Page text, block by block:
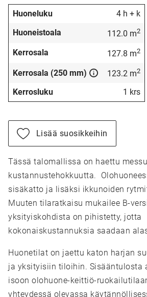
Huoneluku
4 h + k
Huoneistoala
112.0 m2
Kerrosala 127.8 m2
Kerrosala (250 mm) 123.2 m2
Kerrosluku 1 krs
Lisää suosikkeihin
Tässä talomallissa on haettu
kustannustehokkuutta.
sisäkatto ja lisäksi ikkunoiden
Muuten tilaratkaisu mukailee B-
yksityiskohdista on pihistetty, jotta
kokonaiskustannuksia saadaan
Huonetilat on jaettu katon harjan
ja yksityisiin tiloihin. Sisääntulosta
isoon olohuone-keittiö-
yhteydessä olevassa